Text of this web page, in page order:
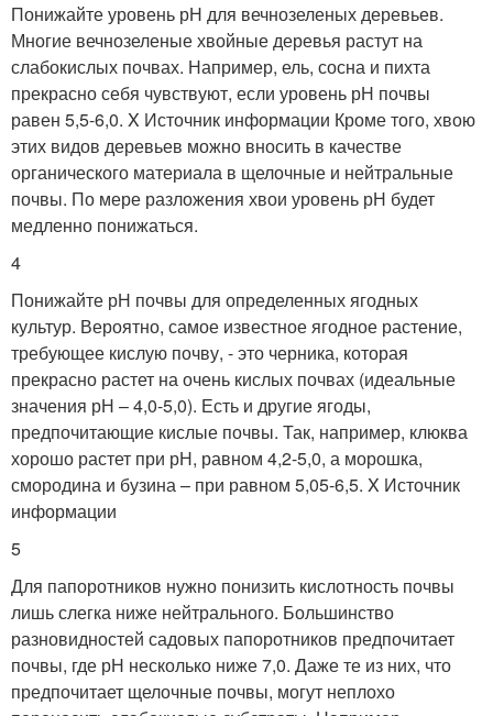
Понижайте уровень рН для вечнозеленых деревьев.
Многие вечнозеленые хвойные деревья растут на
слабокислых почвах. Например, ель, сосна и пихта
прекрасно себя чувствуют, если уровень рН почвы
равен 5,5-6,0. X Источник информации Кроме того, хвою
этих видов деревьев можно вносить в качестве
органического материала в щелочные и нейтральные
почвы. По мере разложения хвои уровень рН будет
медленно понижаться.
4
Понижайте рН почвы для определенных ягодных
культур. Вероятно, самое известное ягодное растение,
требующее кислую почву, - это черника, которая
прекрасно растет на очень кислых почвах (идеальные
значения рН – 4,0-5,0). Есть и другие ягоды,
предпочитающие кислые почвы. Так, например, клюква
хорошо растет при рН, равном 4,2-5,0, а морошка,
смородина и бузина – при равном 5,05-6,5. X Источник
информации
5
Для папоротников нужно понизить кислотность почвы
лишь слегка ниже нейтрального. Большинство
разновидностей садовых папоротников предпочитает
почвы, где рН несколько ниже 7,0. Даже те из них, что
предпочитает щелочные почвы, могут неплохо